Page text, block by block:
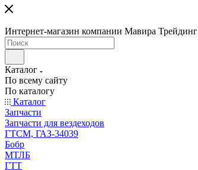
Интернет-магазин компании Мавира Трейдинг
Каталог
По всему сайту
По каталогу
Каталог
Запчасти
Запчасти для вездеходов
ГТСМ, ГАЗ-34039
Бобр
МТЛБ
ГТТ